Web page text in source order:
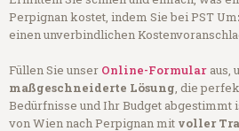
Perpignan kostet, indem Sie bei PST
einen unverbindlichen
Füllen Sie unser Online-Formular aus,
maßgeschneiderte Lösung, die
Bedürfnisse und Ihr Budget abgestimmt
von Wien nach Perpignan mit voller